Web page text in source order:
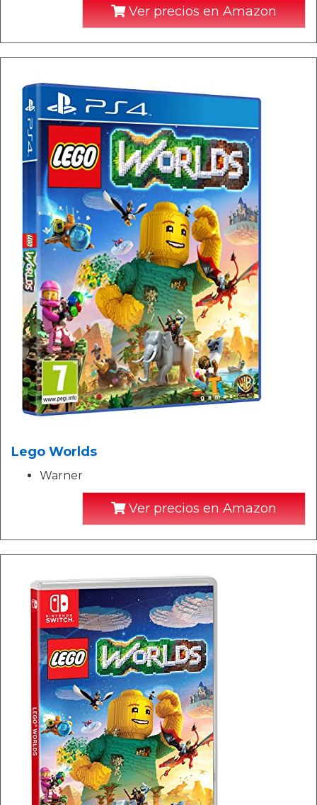
Ver precios en Amazon
Lego Worlds
Warner
Ver precios en Amazon